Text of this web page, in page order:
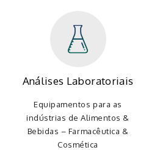
Análises Laboratoriais
Equipamentos para as
indústrias de Alimentos &
Bebidas – Farmacêutica &
Cosmética